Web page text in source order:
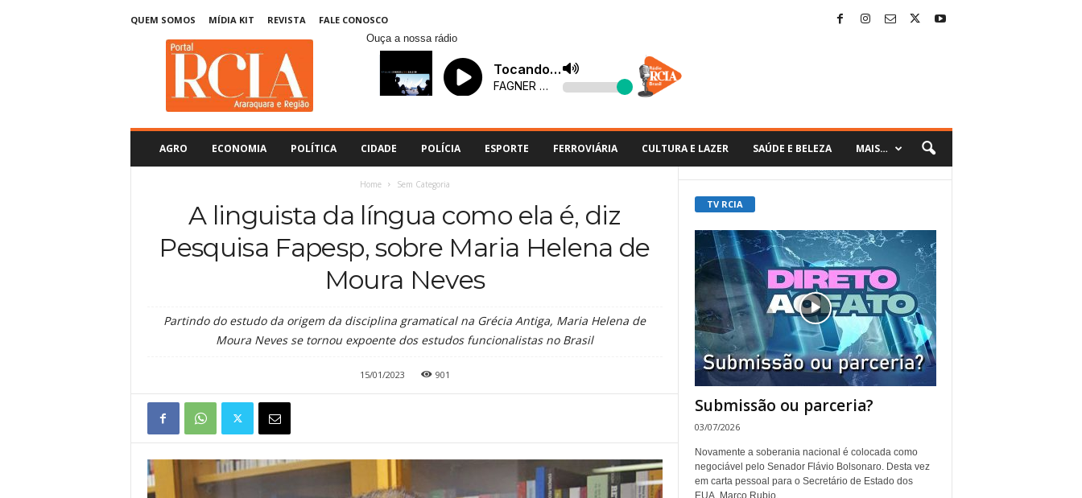
QUEM SOMOS MÍDIA KIT REVISTA
FALE CONOSCO
Ouça a nossa rádio
AGRO ECONOMIA POLÍTICA CIDADE POLÍCIA ESPORTE FERROVIÁRIA CULTURA E LAZER SAÚDE E BELEZA MAIS…
Home Sem Categoria
A linguista da língua como ela é, diz
Pesquisa Fapesp, sobre Maria Helena de
Moura Neves
Partindo do estudo da origem da disciplina gramatical na Grécia Antiga, Maria Helena de
Moura Neves se tornou expoente dos estudos funcionalistas no Brasil
15/01/2023 901
TV RCIA
Submissão ou parceria?
03/07/2026
Novamente a soberania nacional é colocada como
negociável pelo Senador Flávio Bolsonaro. Desta vez
em carta pessoal para o Secretário de Estado dos
EUA, Marco Rubio.